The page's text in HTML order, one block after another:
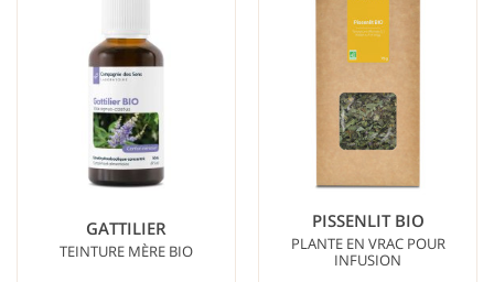
GATTILIER
TEINTURE MÈRE BIO
PISSENLIT BIO
PLANTE EN VRAC POUR
INFUSION